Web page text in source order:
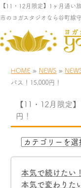
【11・12月限定】1ヶ月通い
市のヨガスタジオなら谷町線
HOME » NEWS »
パス！15,000円！
【11・12月限定
円！
本気で続けたい！
本気で変わりた